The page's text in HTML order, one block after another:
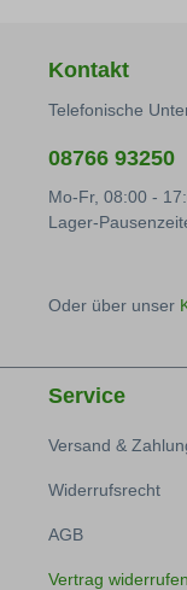
Kontakt
Telefonische
08766 93250
Mo-Fr, 08:00 -
Lager-
Oder über unser
Service
Versand &
Widerrufsrecht
AGB
Vertrag widerrufen